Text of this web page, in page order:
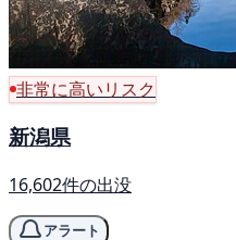
非常に高いリスク
新潟県
16,602件の出没
アラート